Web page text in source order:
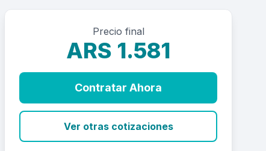
Precio final
ARS 1.581
Contratar Ahora
Ver otras cotizaciones